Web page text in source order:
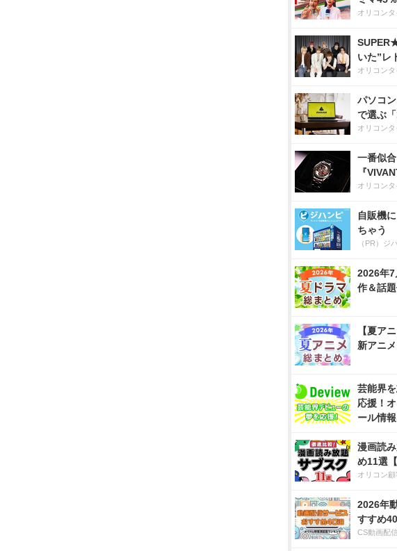
オリコン
いた”レ
オリコン
パソコ
で選ぶ
オリコン
一番似
『
オリコン
自販機
ちゃう
（PR）ジ
2026年7
作＆話
【夏ア
新アニ
芸能界
応援！
ール情
漫画読
め11選
オリコン
2026年
すすめ
CS動画配